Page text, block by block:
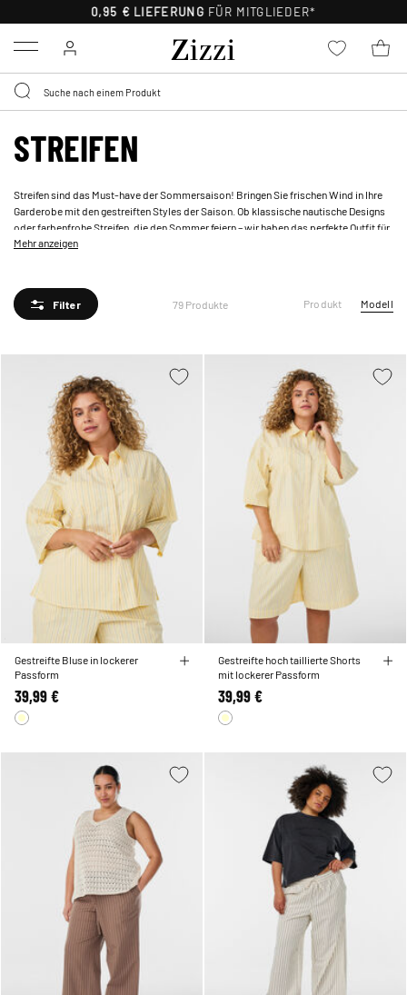
0,95 € LIEFERUNG FÜR MITGLIEDER*
Menu
STREIFEN
Streifen sind das Must-have der Sommersaison! Bringen Sie frischen Wind in Ihre
Garderobe mit den gestreiften Styles der Saison. Ob klassische nautische Designs
oder farbenfrohe Streifen, die den Sommer feiern – wir haben das perfekte Outfit für
Strand, Café oder Party. Jetzt shoppen und Ihren Look aufpeppen!
Mehr anzeigen
Filter 79 Produkte Produkt Modell
Gestreifte Bluse in lockerer
Passform
39,99 €
Gestreifte hoch taillierte Shorts
mit lockerer Passform
39,99 €